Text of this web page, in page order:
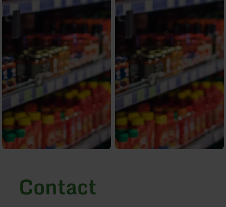
Contact